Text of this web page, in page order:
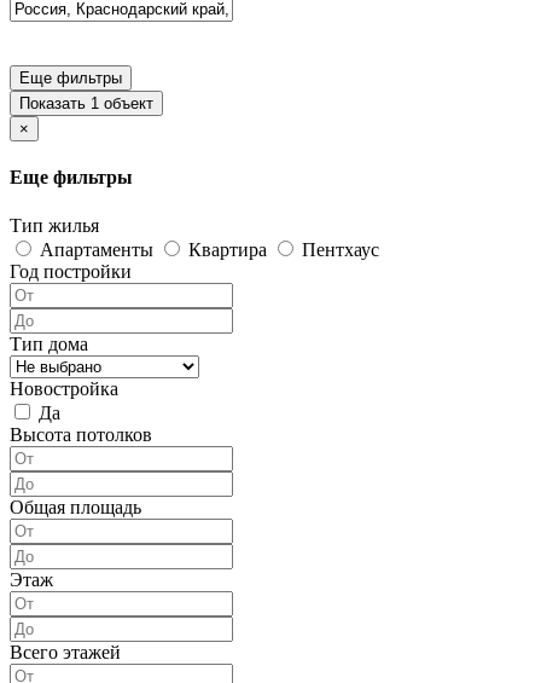
Еще фильтры
Показать 1 объект
×
Еще фильтры
Тип жилья
Апартаменты
Квартира
Пентхаус
Год постройки
Тип дома
Новостройка
Да
Высота потолков
Общая площадь
Этаж
Всего этажей